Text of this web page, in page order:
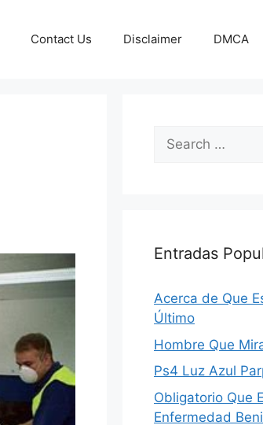
Contact Us Disclaimer DMCA
Search
for:
Entradas
Acerca de Que
Último
Hombre Que
Ps4 Luz Azul
Obligatorio Que
Enfermedad